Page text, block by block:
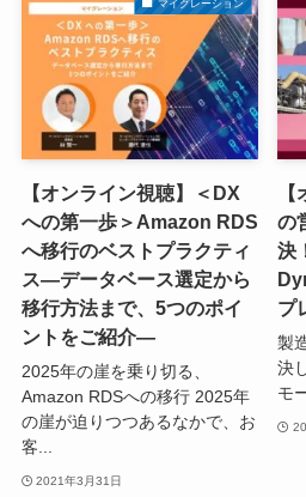
マイグレーション
【オンライン視聴】＜DX
への第一歩＞Amazon RDS
へ移行のベストプラクティ
ス―データベース選定から
移行方法まで、5つのポイ
ントをご紹介―
2025年の崖を乗り切る、
Amazon RDSへの移行 2025年
の崖が迫りつつあるなかで、お
客...
2021年3月31日
の
決
プ
製
決
モ